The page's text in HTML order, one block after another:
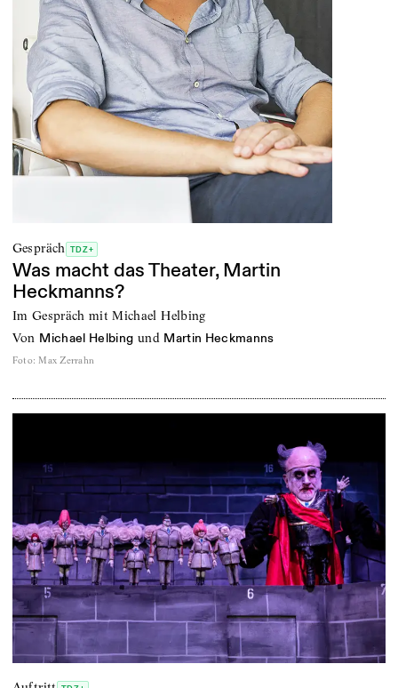
Gespräch TDZ+
Was macht das Theater, Martin
Heckmanns?
Im Gespräch mit Michael Helbing
von Michael Helbing und Martin Heckmanns
Foto: Max Zerrahn